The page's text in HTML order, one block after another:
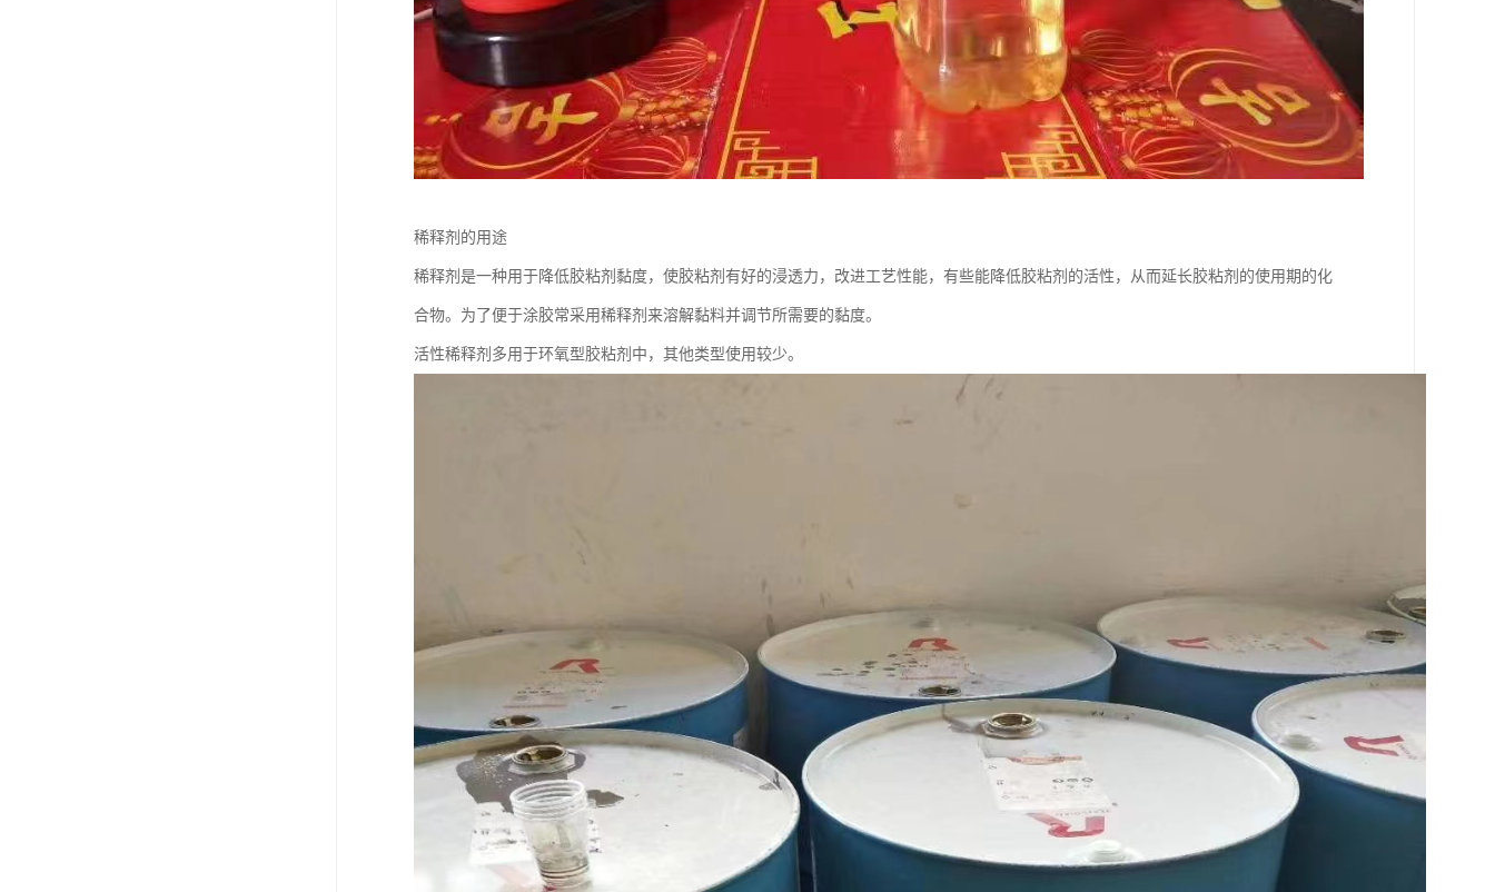
稀释剂的用途
稀释剂是一种用于降低胶粘剂黏度，使胶粘剂有好的浸透力，改进工艺性能，有些能降低胶粘剂的活性，从而延长胶粘剂的使用期的化
合物。为了便于涂胶常采用稀释剂来溶解黏料并调节所需要的黏度。
活性稀释剂多用于环氧型胶粘剂中，其他类型使用较少。